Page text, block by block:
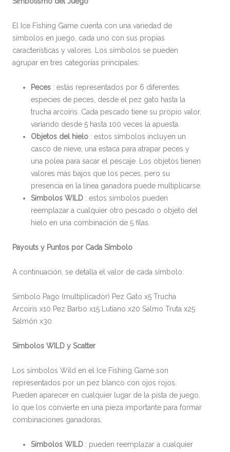
El Ice Fishing Game cuenta con una variedad de
símbolos en juego, cada uno con sus propias
características y valores. Los símbolos se pueden
agrupar en tres categorías principales:
Peces : estás representados por 6 diferentes
especies de peces, desde el pez gato hasta la
trucha arcoíris. Cada pescado tiene su propio valor,
variando desde 5 hasta 100 veces la apuesta.
Objetos del hielo : estos símbolos incluyen un
casco de nieve, una estaca para atrapar peces y
una polea para sacar el pescaje. Los objetos tienen
valores más bajos que los peces, pero su
presencia en la línea ganadora puede multiplicarse.
Simbolos WILD : estos símbolos pueden
reemplazar a cualquier otro pescado o objeto del
hielo en una combinación de 5 filas.
Payouts y Puntos por Cada Símbolo
A continuación, se detalla el valor de cada símbolo:
Simbolo Pago (multiplicador) Pez Gato x5 Trucha
Arcoiris x10 Pez Barbo x15 Lutiano x20 Salmo Truta x25
Salmón x30
Simbolos WILD y Scatter
Los símbolos Wild en el Ice Fishing Game son
representados por un pez blanco con ojos rojos.
Pueden aparecer en cualquier lugar de la pista de juego,
lo que los convierte en una pieza importante para formar
combinaciones ganadoras.
Simbolos WILD : pueden reemplazar a cualquier